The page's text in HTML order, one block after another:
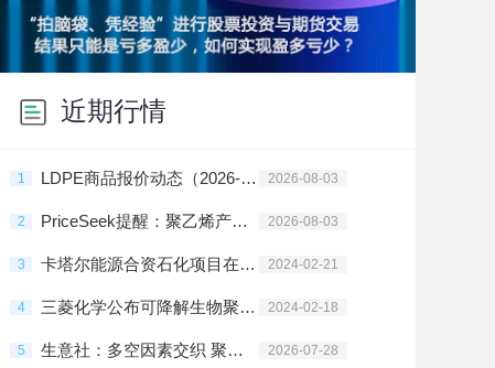
近期行情
1 LDPE商品报价动态（2026-08-03） 2026-08-03
2 PriceSeek提醒：聚乙烯产能利用率环比提升 价格承压 2026-08-03
3 卡塔尔能源合资石化项目在拉斯拉凡投建 2024-02-21
4 三菱化学公布可降解生物聚酯树脂新材料 2024-02-18
5 生意社：多空因素交织 聚乙烯高位震荡 2026-07-28